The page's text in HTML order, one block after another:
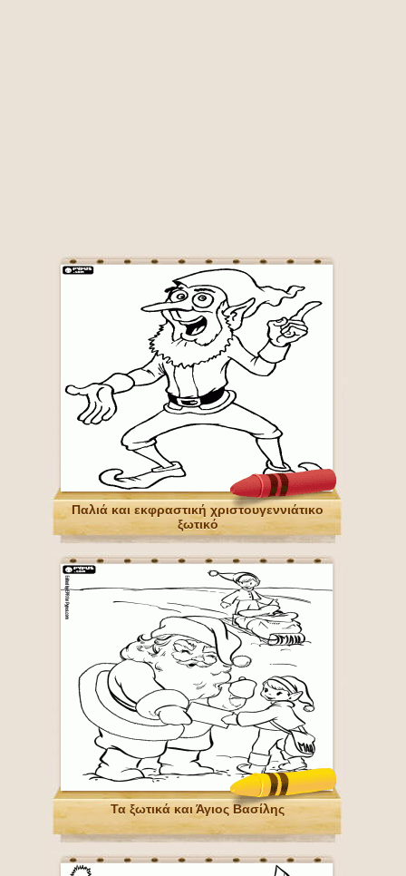
Παλιά και εκφραστική χριστουγεννιάτικο
ξωτικό
Τα ξωτικά και Άγιος Βασίλης